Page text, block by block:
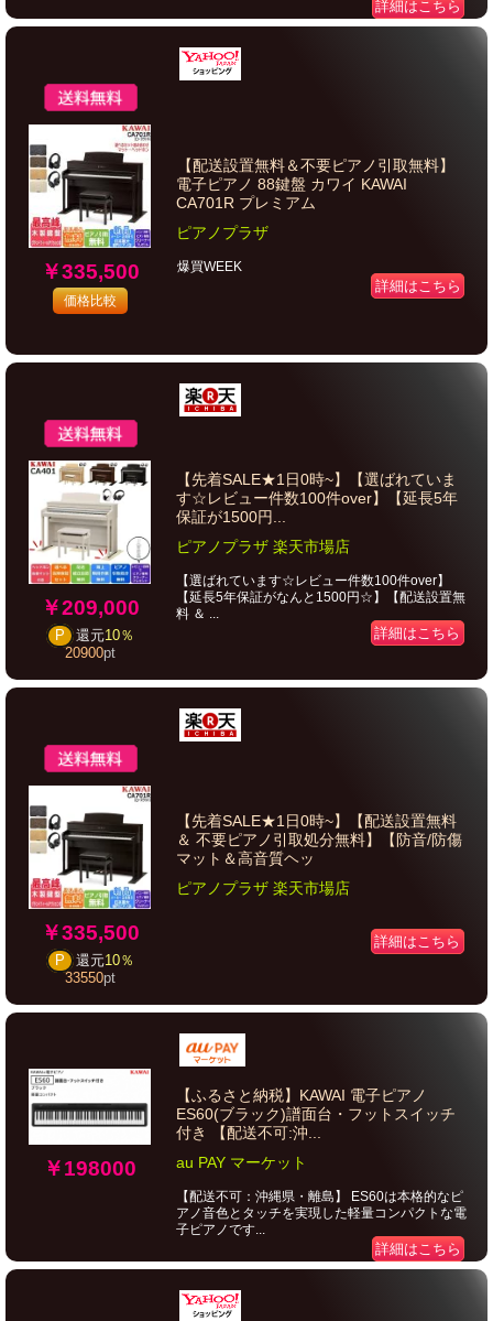
詳細はこちら
￥335,500
価格比較
【配送設置無料＆不要ピアノ引取無料】
電子ピアノ 88鍵盤 カワイ KAWAI
CA701R プレミアム
ピアノプラザ
爆買WEEK
詳細はこちら
￥209,000
P 還元10％
20900pt
【先着SALE★1日0時~】【選ばれていま
す☆レビュー件数100件over】【延長5年
保証が1500円...
ピアノプラザ 楽天市場店
【選ばれています☆レビュー件数100件over】
【延長5年保証がなんと1500円☆】【配送設置無
料 ＆ ...
詳細はこちら
￥335,500
P 還元10％
33550pt
【先着SALE★1日0時~】【配送設置無料
＆ 不要ピアノ引取処分無料】【防音/防傷
マット＆高音質ヘッ
ピアノプラザ 楽天市場店
詳細はこちら
￥198000
【ふるさと納税】KAWAI 電子ピアノ
ES60(ブラック)譜面台・フットスイッチ
付き 【配送不可:沖...
au PAY マーケット
【配送不可：沖縄県・離島】 ES60は本格的なピ
アノ音色とタッチを実現した軽量コンパクトな電
子ピアノです...
詳細はこちら